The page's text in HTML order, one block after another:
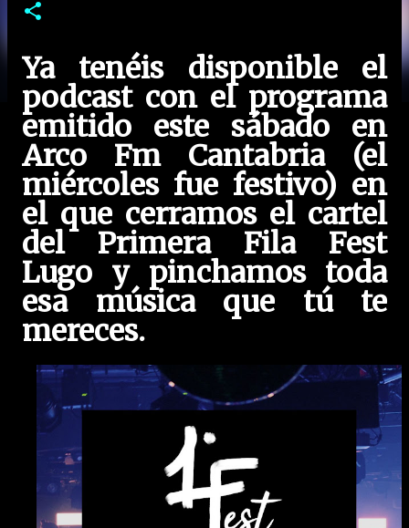
Ya tenéis disponible el
podcast con el programa
emitido este sábado en
Arco Fm Cantabria (el
miércoles fue festivo) en
el que cerramos el cartel
del Primera Fila Fest
Lugo y pinchamos toda
esa música que tú te
mereces.